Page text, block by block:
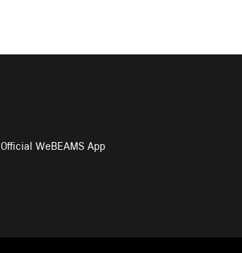
Official WeBEAMS App